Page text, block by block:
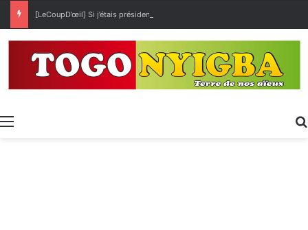
[LeCoupD’œil] Si j’étais président, ce que je ferai des « Évalas »
Menu